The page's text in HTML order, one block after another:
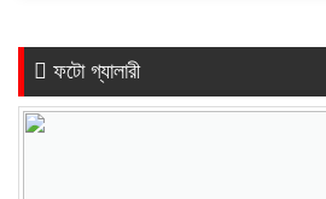
ফটো গ্যালারী